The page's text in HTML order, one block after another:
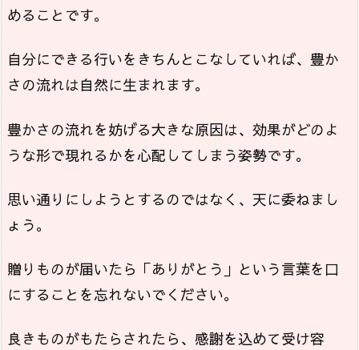
めることです。
自分にできる行いをきちんとこなしていれば、豊か
さの流れは自然に生まれます。
豊かさの流れを妨げる大きな原因は、効果がどのよ
うな形で現れるかを心配してしまう姿勢です。
思い通りにしようとするのではなく、天に委ねまし
ょう。
贈りものが届いたら「ありがとう」という言葉を口
にすることを忘れないでください。
良きものがもたらされたら、感謝を込めて受け容